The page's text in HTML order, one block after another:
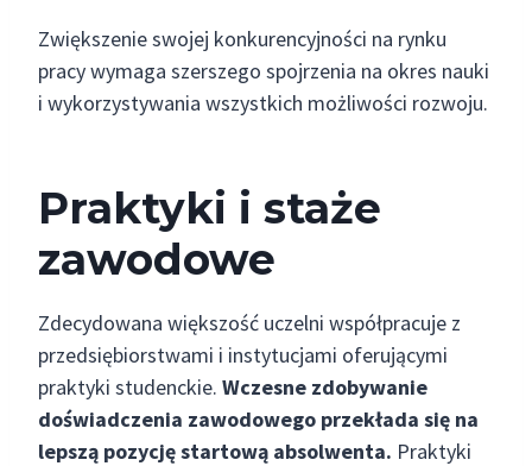
Zwiększenie swojej konkurencyjności na rynku
pracy wymaga szerszego spojrzenia na okres nauki
i wykorzystywania wszystkich możliwości rozwoju.
Praktyki i staże
zawodowe
Zdecydowana większość uczelni współpracuje z
przedsiębiorstwami i instytucjami oferującymi
praktyki studenckie. Wczesne zdobywanie
doświadczenia zawodowego przekłada się na
lepszą pozycję startową absolwenta. Praktyki